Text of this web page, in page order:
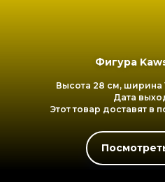
Фигура Kaws
Высота 28 см, ширина
Дата
Этот товар доставят в